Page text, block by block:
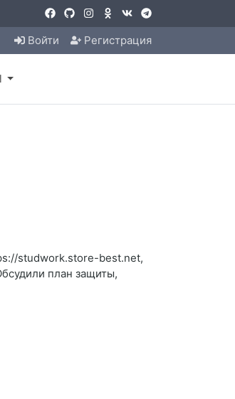
Войти Регистрация
studwork.store-best.net,
план защиты,